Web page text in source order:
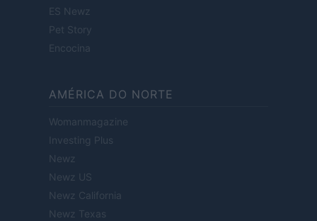
ES Newz
Pet Story
Encocina
AMÉRICA DO NORTE
Womanmagazine
Investing Plus
Newz
Newz US
Newz California
Newz Texas